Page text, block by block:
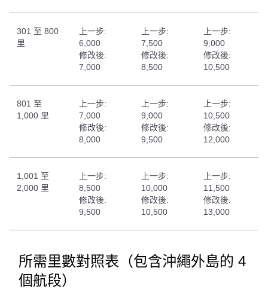
301 至 800
里
上一步:
6,000
修改後:
7,000
上一步:
7,500
修改後:
8,500
上一步:
9,000
修改後:
10,500
801 至
1,000 里
上一步:
7,000
修改後:
8,000
上一步:
9,000
修改後:
9,500
上一步:
10,500
修改後:
12,000
1,001 至
2,000 里
上一步:
8,500
修改後:
9,500
上一步:
10,000
修改後:
10,500
上一步:
11,500
修改後:
13,000
所需里數對照表（包含沖繩外島的 4
個航段）